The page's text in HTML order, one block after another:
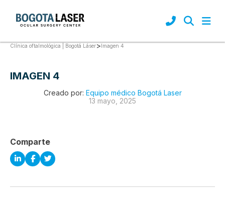
Clínica oftalmológica | Bogotá Láser>Imagen 4
IMAGEN 4
Creado por: Equipo médico Bogotá Laser
13 mayo, 2025
Comparte